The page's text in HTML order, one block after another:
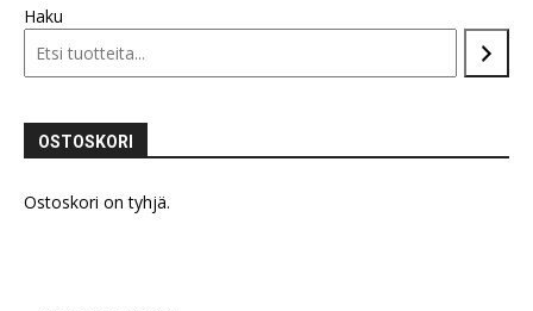
Haku
OSTOSKORI
Ostoskori on tyhjä.